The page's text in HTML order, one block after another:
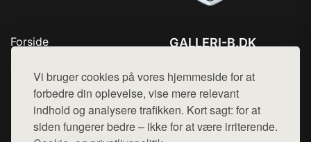
Vi bruger cookies på vores hjemmeside for at
forbedre din oplevelse, vise mere relevant
indhold og analysere trafikken. Kort sagt: for at
siden fungerer bedre – ikke for at være irriterende.
Forside
Top Rabatter
Blog
Kontakt
GALLERI-B.DK
Mail: hej@want.dk
Cookie- og privatlivspolitik